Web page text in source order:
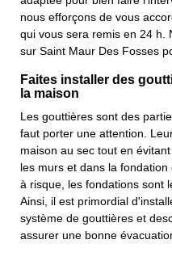
nous efforçons de vous
qui vous sera remis en 24 h.
sur Saint Maur Des Fosses
Faites installer des
la maison
Les gouttières sont des
faut porter une attention.
maison au sec tout en
les murs et dans la
à risque, les fondations sont
Ainsi, il est primordial
système de gouttières et
assurer une bonne